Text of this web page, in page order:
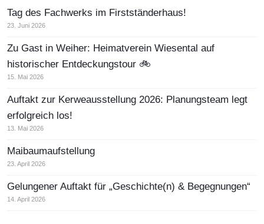
Tag des Fachwerks im Firstständerhaus!
23. Juni 2026
Zu Gast in Weiher: Heimatverein Wiesental auf
historischer Entdeckungstour 🚲
15. Mai 2026
Auftakt zur Kerweausstellung 2026: Planungsteam legt
erfolgreich los!
13. Mai 2026
Maibaumaufstellung
23. April 2026
Gelungener Auftakt für „Geschichte(n) & Begegnungen“
14. April 2026